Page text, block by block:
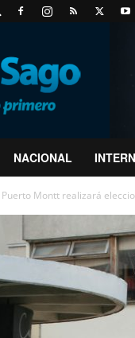
NACIONAL
Montt realizará